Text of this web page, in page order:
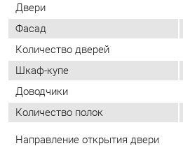
Количество полок
Направление открытия двери
ОТЗЫВЫ
Пока нет отзывов, поделитесь
ДОБАВИТЬ